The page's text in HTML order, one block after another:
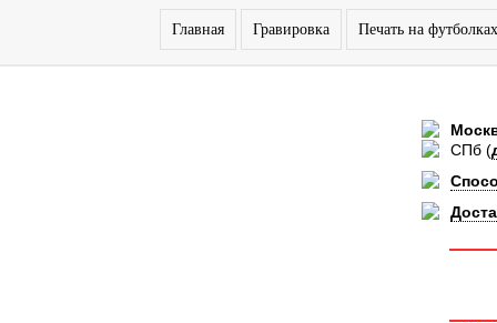
Главная Гравировка Печать на футболках
СПб (